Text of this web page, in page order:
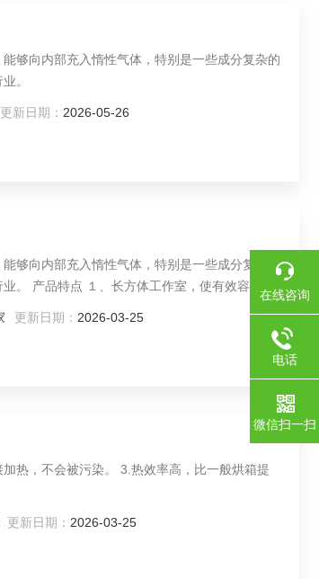
够向内部充入惰性气体，特别是一些成分复杂的
。
更新日期： 2026-05-26
够向内部充入惰性气体，特别是一些成分复杂的
。 产品特点 １、长方体工作室，使有效容积达
内高真空度。 ４、 外壳采用优质钢板制作，表
更新日期： 2026-03-25
热，不会被污染。 3.热效率高，比一般烘箱提
更新日期： 2026-03-25
在线咨询
电话
微信扫一扫